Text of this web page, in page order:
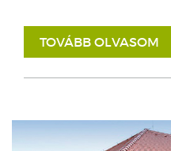
TOVÁBB OLVASOM